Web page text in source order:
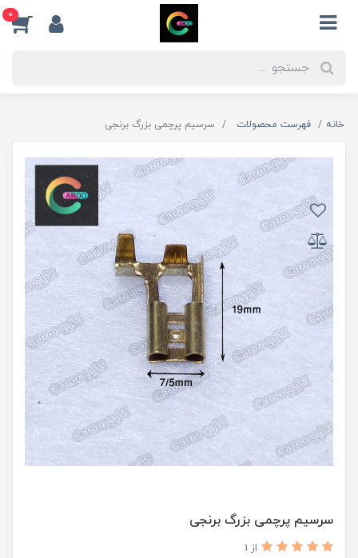
0
خانه فهرست محصولات سرسیم پرچمی بزرگ برنجی
سرسیم پرچمی بزرگ برنجی
از 1